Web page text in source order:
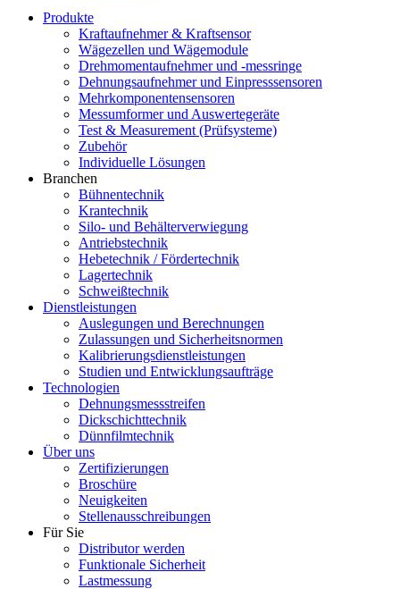
Produkte
Kraftaufnehmer & Kraftsensor
Wägezellen und Wägemodule
Drehmomentaufnehmer und -messringe
Dehnungsaufnehmer und Einpresssensoren
Mehrkomponentensensoren
Messumformer und Auswertegeräte
Test & Measurement (Prüfsysteme)
Zubehör
Individuelle Lösungen
Branchen
Bühnentechnik
Krantechnik
Silo- und Behälterverwiegung
Antriebstechnik
Hebetechnik / Fördertechnik
Lagertechnik
Schweißtechnik
Dienstleistungen
Auslegungen und Berechnungen
Zulassungen und Sicherheitsnormen
Kalibrierungsdienstleistungen
Studien und Entwicklungsaufträge
Technologien
Dehnungsmessstreifen
Dickschichttechnik
Dünnfilmtechnik
Über uns
Zertifizierungen
Broschüre
Neuigkeiten
Stellenausschreibungen
Für Sie
Distributor werden
Funktionale Sicherheit
Lastmessung